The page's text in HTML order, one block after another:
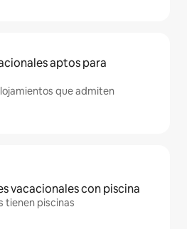
aptos para
que admiten
vacacionales con piscina
tienen piscinas